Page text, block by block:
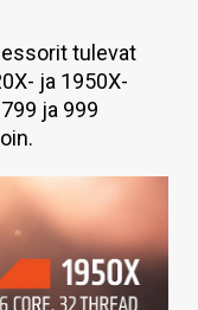
tulevat
ja 1950X-
ja 999